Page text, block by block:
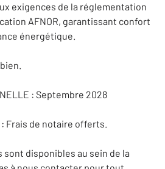
exigences de la réglementation
AFNOR, garantissant confort
énergétique.
: Septembre 2028
: Frais de notaire offerts.
disponibles au sein de la